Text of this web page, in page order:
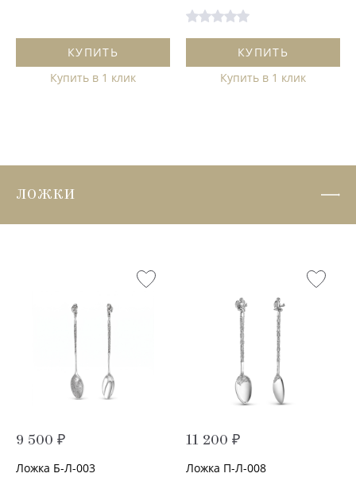
КУПИТЬ
Купить в 1 клик
КУПИТЬ
Купить в 1 клик
ЛОЖКИ
9 500 ₽
Ложка Б-Л-003
11 200 ₽
Ложка П-Л-008